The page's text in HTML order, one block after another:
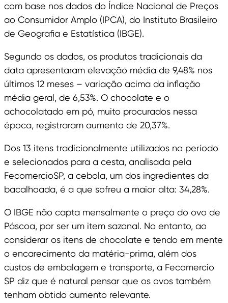
com base nos dados do Índice Nacional de Preços
ao Consumidor Amplo (IPCA), do Instituto Brasileiro
de Geografia e Estatística (IBGE).
Segundo os dados, os produtos tradicionais da
data apresentaram elevação média de 9,48% nos
últimos 12 meses – variação acima da inflação
média geral, de 6,53%. O chocolate e o
achocolatado em pó, muito procurados nessa
época, registraram aumento de 20,37%.
Dos 13 itens tradicionalmente utilizados no período
e selecionados para a cesta, analisada pela
FecomercioSP, a cebola, um dos ingredientes da
bacalhoada, é a que sofreu a maior alta: 34,28%.
O IBGE não capta mensalmente o preço do ovo de
Páscoa, por ser um item sazonal. No entanto, ao
considerar os itens de chocolate e tendo em mente
o encarecimento da matéria-prima, além dos
custos de embalagem e transporte, a Fecomercio
SP diz que é natural pensar que os ovos também
tenham obtido aumento relevante.